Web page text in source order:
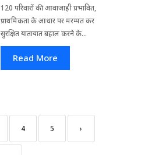
120 परिवारों की आवाजाही प्रभावित,
प्राथमिकता के आधार पर मरम्मत कर
सुरक्षित यातायात बहाल करने के...
Read More
4 5 ›